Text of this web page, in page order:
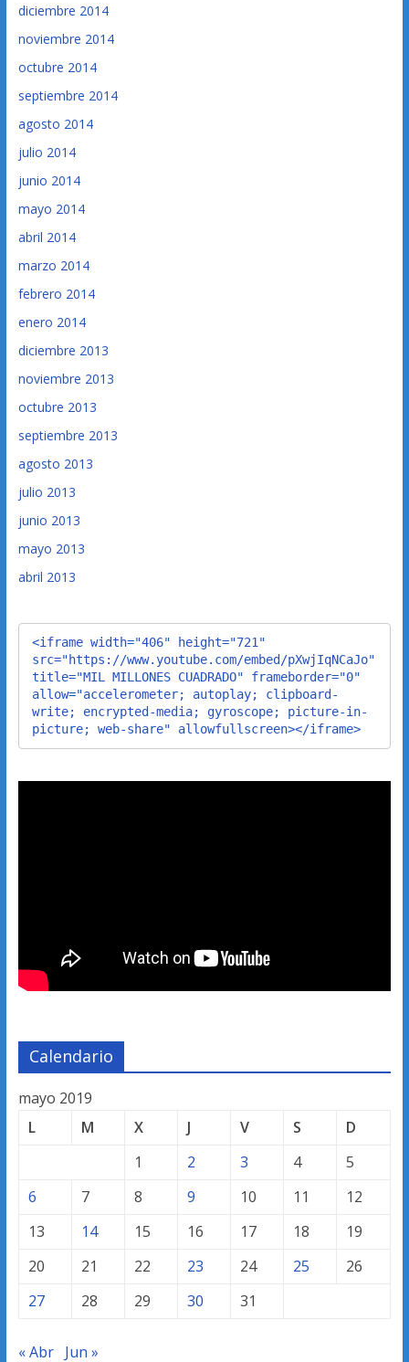
diciembre 2014
noviembre 2014
octubre 2014
septiembre 2014
agosto 2014
julio 2014
junio 2014
mayo 2014
abril 2014
marzo 2014
febrero 2014
enero 2014
diciembre 2013
noviembre 2013
octubre 2013
septiembre 2013
agosto 2013
julio 2013
junio 2013
mayo 2013
abril 2013
<iframe width="406" height="721"
src="https://www.youtube.com/embed/pXwjIqNCaJo"
title="MIL MILLONES CUADRADO" frameborder="0"
allow="accelerometer; autoplay; clipboard-
write; encrypted-media; gyroscope; picture-in-
picture; web-share" allowfullscreen></iframe>
Calendario
mayo 2019
L
M X J V S
D
1
2 3 4
5
6
7 8 9 10 11
12
13
14 15 16 17 18
19
20
21 22 23 24 25
26
27
28 29 30 31
« Abr Jun »